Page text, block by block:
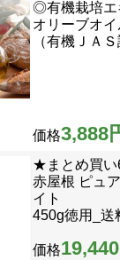
◎有機栽培エ
オリーブオ
（有機ＪＡＳ
価格3,888
★まとめ買
赤屋根 ピュ
イト
450g徳用_送
価格